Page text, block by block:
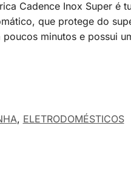
Cadence Inox Super é
que protege do
minutos e possui
, ELETRODOMÉSTICOS